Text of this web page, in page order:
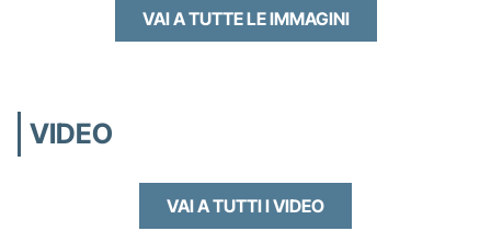
VAI A TUTTE LE IMMAGINI
VIDEO
VAI A TUTTI I VIDEO